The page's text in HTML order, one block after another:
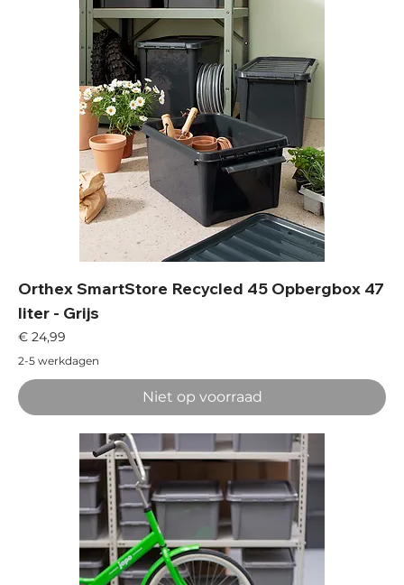
Orthex SmartStore Recycled 45 Opbergbox 47
liter - Grijs
Prijs
€ 24,99
2-5 werkdagen
Niet op voorraad